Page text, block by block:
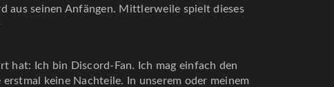
aus seinen Anfängen. Mittlerweile spielt dieses
hat: Ich bin Discord-Fan. Ich mag einfach den
keine Nachteile. In unserem oder meinem